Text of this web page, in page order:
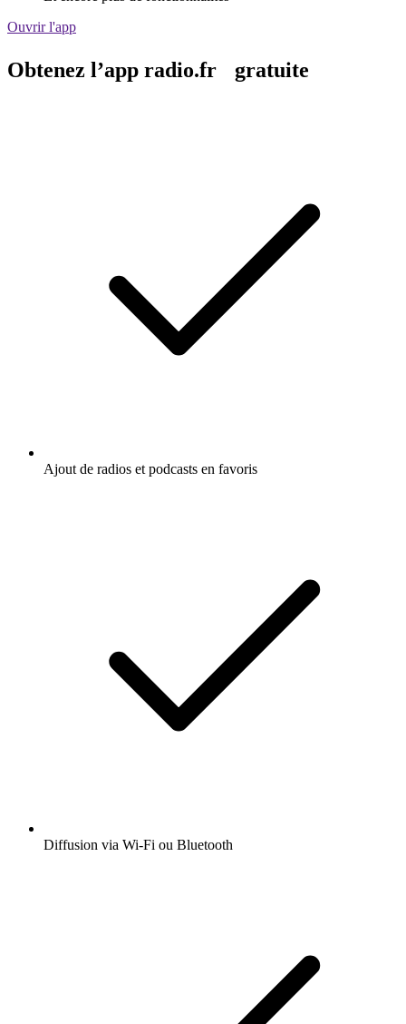
Ouvrir l'app
Obtenez l’app radio.fr gratuite
Ajout de radios et podcasts en favoris
Diffusion via Wi-Fi ou Bluetooth